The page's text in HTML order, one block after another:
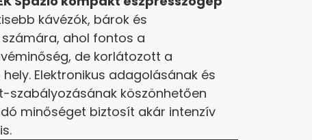
kávézók, bárok és
ahol fontos a
de korlátozott a
Elektronikus adagolásának és
szabályozásának köszönhetően
minőséget biztosít akár intenzív